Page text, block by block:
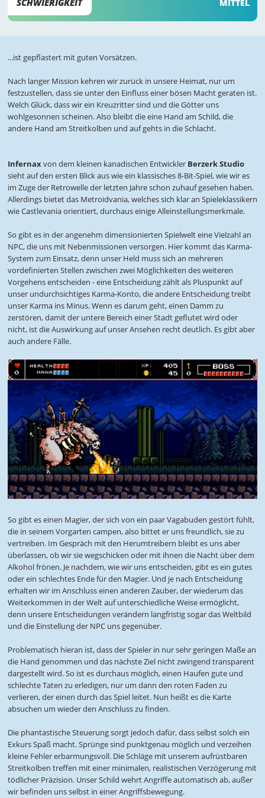
MITTEL
...ist gepflastert mit guten Vorsätzen.
Nach langer Mission kehren wir zurück in unsere Heimat, nur um
festzustellen, dass sie unter den Einfluss einer bösen Macht geraten ist.
Welch Glück, dass wir ein Kreuzritter sind und die Götter uns
wohlgesonnen scheinen. Also bleibt die eine Hand am Schild, die
andere Hand am Streitkolben und auf gehts in die Schlacht.
Infernaxvon dem kleinen kanadischen Entwickler Berzerk Studio
sieht auf den ersten Blick aus wie ein klassisches 8-Bit-Spiel, wie wir es
im Zuge der Retrowelle der letzten Jahre schon zuhauf gesehen haben.
Allerdings bietet das Metroidvania, welches sich klar an Spieleklassikern
wie Castlevania orientiert, durchaus einige Alleinstellungsmerkmale.
So gibt es in der angenehm dimensionierten Spielwelt eine Vielzahl an
NPC, die uns mit Nebenmissionen versorgen. Hier kommt das Karma-
System zum Einsatz, denn unser Held muss sich an mehreren
vordefinierten Stellen zwischen zwei Möglichkeiten des weiteren
Vorgehens entscheiden - eine Entscheidung zählt als Pluspunkt auf
unser undurchsichtiges Karma-Konto, die andere Entscheidung treibt
unser Karma ins Minus. Wenn es darum geht, einen Damm zu
zerstören, damit der untere Bereich einer Stadt geflutet wird oder
nicht, ist die Auswirkung auf unser Ansehen recht deutlich. Es gibt aber
auch andere Fälle.
So gibt es einen Magier, der sich von ein paar Vagabuden gestört fühlt,
die in seinem Vorgarten campen, also bittet er uns freundlich, sie zu
vertreiben. Im Gespräch mit den Herumtreibern bleibt es uns aber
überlassen, ob wir sie wegschicken oder mit ihnen die Nacht über dem
Alkohol frönen. Je nachdem, wie wir uns entscheiden, gibt es ein gutes
oder ein schlechtes Ende für den Magier. Und je nach Entscheidung
erhalten wir im Anschluss einen anderen Zauber, der wiederum das
Weiterkommen in der Welt auf unterschiedliche Weise ermöglicht,
denn unsere Entscheidungen verändern langfristig sogar das Weltbild
und die Einstellung der NPC uns gegenüber.
Problematisch hieran ist, dass der Spieler in nur sehr geringen Maße an
die Hand genommen und das nächste Ziel nicht zwingend transparent
dargestellt wird. So ist es durchaus möglich, einen Haufen gute und
schlechte Taten zu erledigen, nur um dann den roten Faden zu
verlieren, der einen durch das Spiel leitet. Nun heißt es die Karte
absuchen um wieder den Anschluss zu finden.
Die phantastische Steuerung sorgt jedoch dafür, dass selbst solch ein
Exkurs Spaß macht. Sprünge sind punktgenau möglich und verzeihen
kleine Fehler erbarmungsvoll. Die Schläge mit unserem aufrüstbaren
Streitkolben treffen mit einer minimalen, realistischen Verzögerung mit
tödlicher Präzision. Unser Schild wehrt Angriffe automatisch ab, außer
wir befinden uns selbst in einer Angriffsbewegung.